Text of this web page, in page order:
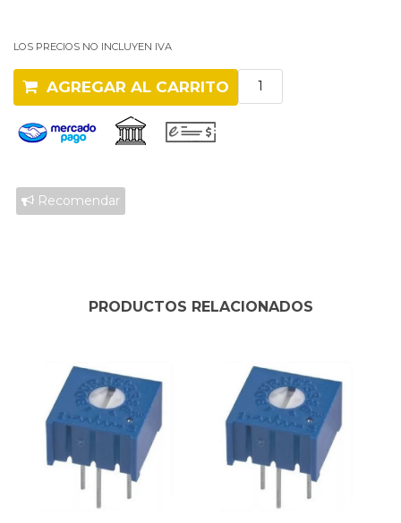
LOS PRECIOS NO INCLUYEN IVA
AGREGAR AL CARRITO
Recomendar
PRODUCTOS RELACIONADOS